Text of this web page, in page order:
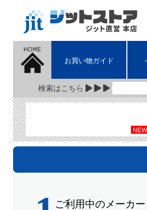
お買い物ガイド
検索はこちら